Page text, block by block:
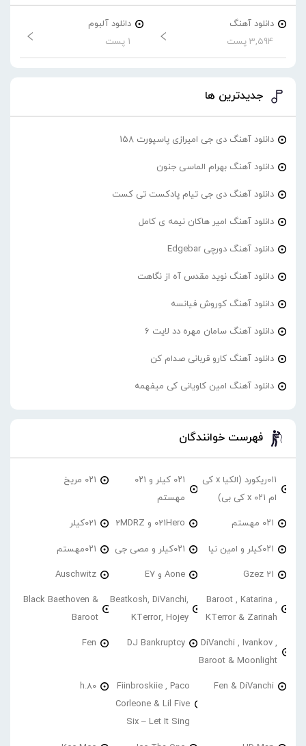
دانلود آهنگ
3,594 پست
دانلود آلبوم
1 پست
جدیدترین ها
دانلود آهنگ دی جی امیرازی پاسپورت 158
دانلود آهنگ بهرام الماسی جنون
دانلود آهنگ دی جی تیام پادکست تی کست
دانلود آهنگ امیر هاکان نیمه ی کامل
دانلود آهنگ دورچی Edgebar
دانلود آهنگ نوید مقدس آه از نگاهت
دانلود آهنگ کوروش فیانسه
دانلود آهنگ سامان مهره دد لایت 6
دانلود آهنگ کارو قربانی صدام کن
دانلود آهنگ امین کاویانی کی میفهمه
فهرست خوانندگان
۰۱۱ریکورد (الکیا x کی
ام ۰۲۱ x کی بی)
۰۲۱ کیلر و ۰۲۱
مهستم
۰۲۱ مریخ
۰۲۱ مهستم 021Hero و 2MDRZ 021کیلر
۰۲۱کیلر و امین نیا ۰۲۱کیلر و مصی جی ۰۲۱مهستم
21 Gzez Aone و E7 Auschwitz
Baroot , Katarina ,
KTerror & Zarinah
Beatkosh, DiVanchi,
KTerror, Hojey
Black Baethoven &
Baroot
DiVanchi , Ivankov ,
Baroot & Moonlight
DJ Bankruptcy
Fen
Fen & DiVanchi
Fiinbroskiie , Paco
Corleone & Lil Five
Six – Let It Sing
h.80